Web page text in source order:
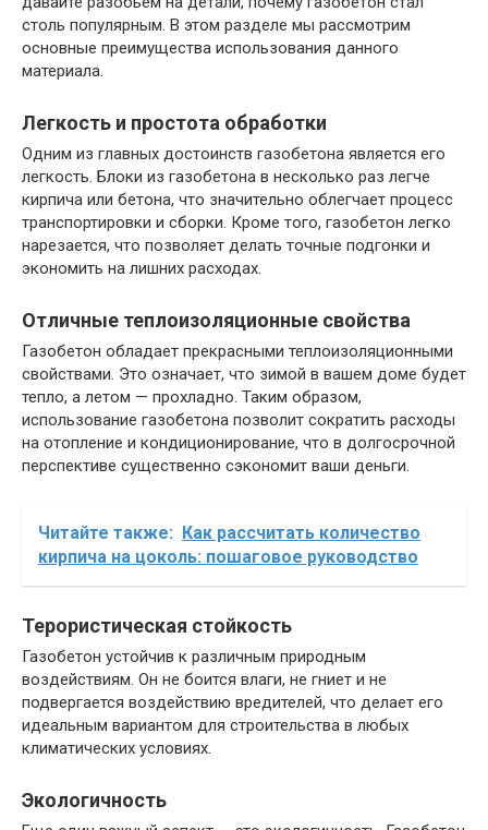
столь популярным. В этом разделе мы рассмотрим
основные преимущества использования данного
материала.
Легкость и простота обработки
Одним из главных достоинств газобетона является его
легкость. Блоки из газобетона в несколько раз легче
кирпича или бетона, что значительно облегчает процесс
транспортировки и сборки. Кроме того, газобетон легко
нарезается, что позволяет делать точные подгонки и
экономить на лишних расходах.
Отличные теплоизоляционные свойства
Газобетон обладает прекрасными теплоизоляционными
свойствами. Это означает, что зимой в вашем доме будет
тепло, а летом — прохладно. Таким образом,
использование газобетона позволит сократить расходы
на отопление и кондиционирование, что в долгосрочной
перспективе существенно сэкономит ваши деньги.
Читайте также: Как рассчитать количество
кирпича на цоколь: пошаговое руководство
Терористическая стойкость
Газобетон устойчив к различным природным
воздействиям. Он не боится влаги, не гниет и не
подвергается воздействию вредителей, что делает его
идеальным вариантом для строительства в любых
климатических условиях.
Экологичность